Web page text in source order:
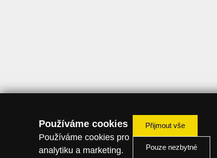
Používáme cookies
Používáme cookies pro
analytiku a marketing.
Přijmout vše
Pouze nezbytné